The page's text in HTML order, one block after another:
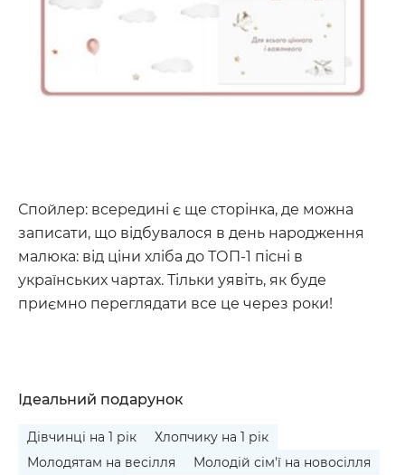
Спойлер: всередині є ще сторінка, де можна
записати, що відбувалося в день народження
малюка: від ціни хліба до ТОП-1 пісні в
українських чартах. Тільки уявіть, як буде
приємно переглядати все це через роки!
Ідеальний подарунок
Дівчинці на 1 рік
Хлопчику на 1 рік
Молодятам на весілля
Молодій сім'ї на новосілля